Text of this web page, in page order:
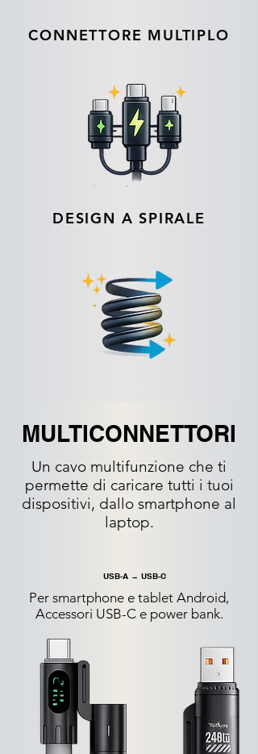
CONNETTORE MULTIPLO
DESIGN A SPIRALE
MULTICONNETTORI
Un cavo multifunzione che ti
permette di caricare tutti i tuoi
dispositivi, dallo smartphone al
laptop.
USB-A → USB-C
Per smartphone e tablet Android,
Accessori USB-C e power bank.